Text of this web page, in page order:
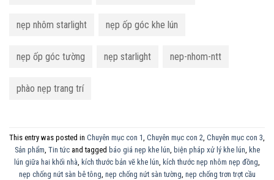
nẹp nhôm starlight nẹp ốp góc khe lún
nẹp ốp góc tường nẹp starlight nep-nhom-ntt
phào nẹp trang trí
This entry was posted in Chuyên mục con 1, Chuyên mục con 2, Chuyên mục con 3,
Sản phẩm, Tin tứcand tagged báo giá nẹp khe lún, biện pháp xử lý khe lún, khe
lún giữa hai khối nhà, kích thước bản vẽ khe lún, kích thước nẹp nhôm nẹp đồng,
nẹp chống nứt sàn bê tông, nẹp chống nứt sàn tường, nẹp chống trơn trợt cầu